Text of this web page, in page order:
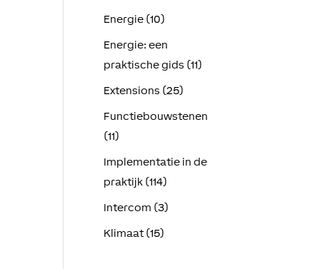
Energie (10)
Energie: een
praktische gids (11)
Extensions (25)
Functiebouwstenen
(11)
Implementatie in de
praktijk (114)
Intercom (3)
Klimaat (15)